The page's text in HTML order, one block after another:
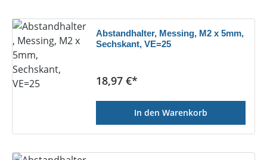
Abstandhalter, Messing, M2 x 5mm,
Sechskant, VE=25
Regulärer Preis:
18,97 €*
In den Warenkorb